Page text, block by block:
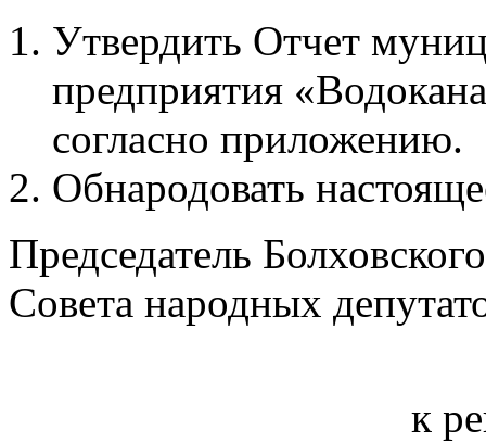
Утвердить Отчет
предприятия
согласно приложению.
Обнародовать
Председатель
Совета народных
к